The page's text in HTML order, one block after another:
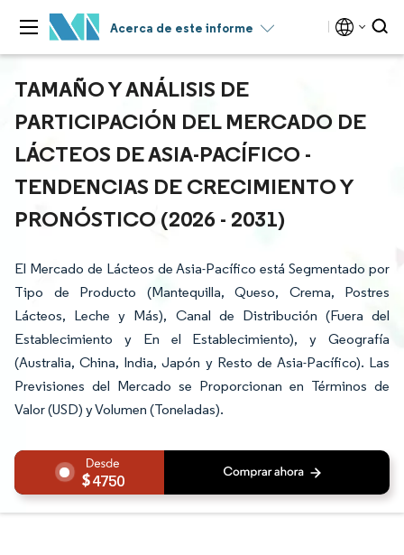
Acerca de este informe
TAMAÑO Y ANÁLISIS DE
PARTICIPACIÓN DEL MERCADO DE
LÁCTEOS DE ASIA-PACÍFICO -
TENDENCIAS DE CRECIMIENTO Y
PRONÓSTICO (2026 - 2031)
El Mercado de Lácteos de Asia-Pacífico está Segmentado por
Tipo de Producto (Mantequilla, Queso, Crema, Postres
Lácteos, Leche y Más), Canal de Distribución (Fuera del
Establecimiento y En el Establecimiento), y Geografía
(Australia, China, India, Japón y Resto de Asia-Pacífico). Las
Previsiones del Mercado se Proporcionan en Términos de
Valor (USD) y Volumen (Toneladas).
4750